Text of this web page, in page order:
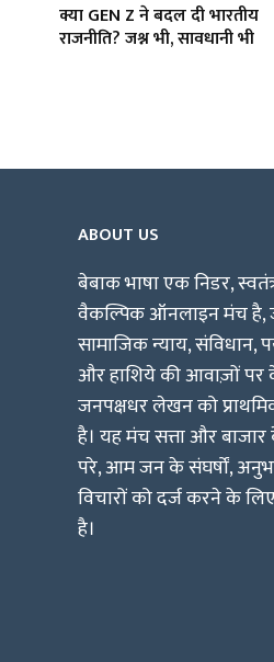
क्या GEN Z ने बदल दी भारतीय
राजनीति? जश्न भी, सावधानी भी
ABOUT US
बेबाक भाषा एक निडर,
वैकल्पिक ऑनलाइन मंच है,
सामाजिक न्याय, संविधान,
और हाशिये की आवाज़ों पर
जनपक्षधर लेखन को
है। यह मंच सत्ता और बाजार
परे, आम जन के संघर्षों,
विचारों को दर्ज करने के
है।